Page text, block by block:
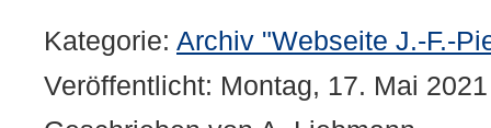
Kategorie: Archiv "Webseite J.-F.-
Veröffentlicht: Montag, 17. Mai